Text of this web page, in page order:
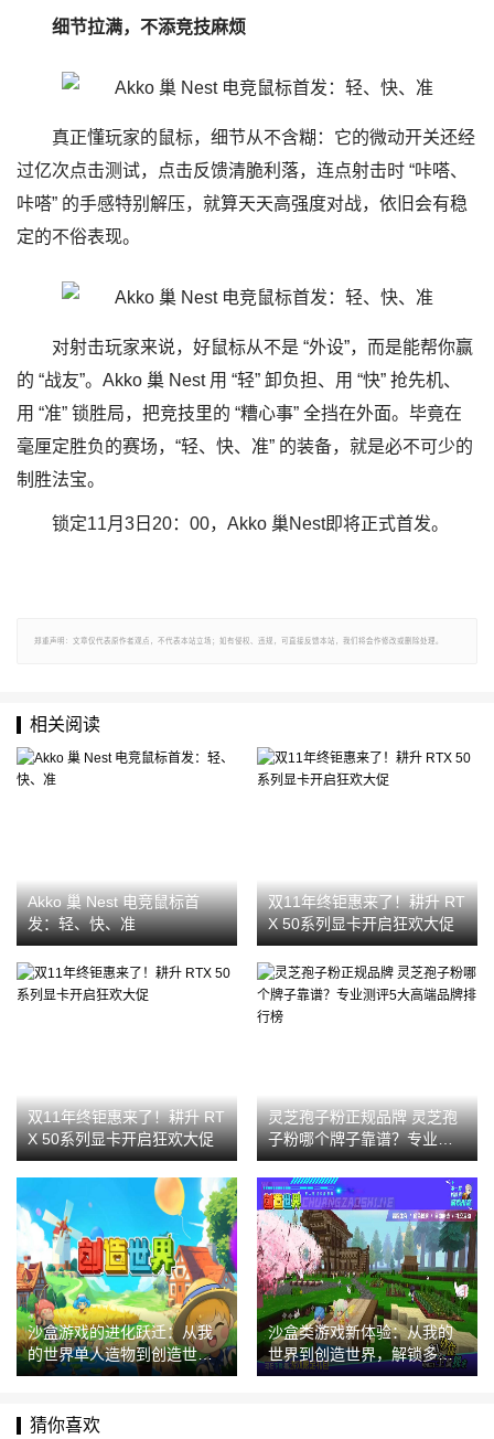
细节拉满，不添竞技麻烦
真正懂玩家的鼠标，细节从不含糊：它的微动开关还经
过亿次点击测试，点击反馈清脆利落，连点射击时 “咔嗒、
咔嗒” 的手感特别解压，就算天天高强度对战，依旧会有稳
定的不俗表现。
对射击玩家来说，好鼠标从不是 “外设”，而是能帮你赢
的 “战友”。Akko 巢 Nest 用 “轻” 卸负担、用 “快” 抢先机、
用 “准” 锁胜局，把竞技里的 “糟心事” 全挡在外面。毕竟在
毫厘定胜负的赛场，“轻、快、准” 的装备，就是必不可少的
制胜法宝。
锁定11月3日20：00，Akko 巢Nest即将正式首发。
郑重声明：文章仅代表原作者观点，不代表本站立场；如有侵权、违规，可直接反馈本站，我们将会作修改或删除处理。
相关阅读
Akko 巢 Nest 电竞鼠标首
发：轻、快、准
双11年终钜惠来了！耕升 RT
X 50系列显卡开启狂欢大促
双11年终钜惠来了！耕升 RT
X 50系列显卡开启狂欢大促
灵芝孢子粉正规品牌 灵芝孢
子粉哪个牌子靠谱？专业测
评5大高端品牌排行榜
沙盒游戏的进化跃迁：从我
的世界单人造物到创造世界
文明共建，解锁沙盒玩法新
沙盒类游戏新体验：从我的
世界到创造世界，解锁多人
共创与领主式建造乐趣
猜你喜欢